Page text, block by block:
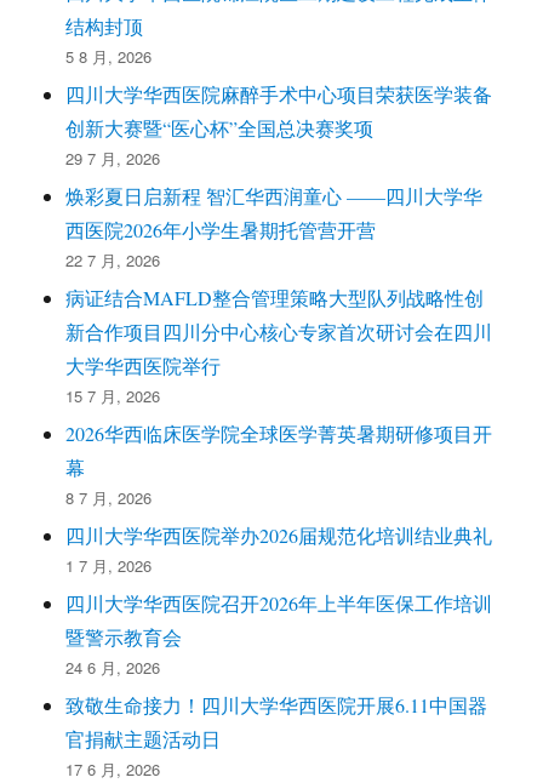
结构封顶
5 8 月, 2026
四川大学华西医院麻醉手术中心项目荣获医学装备
创新大赛暨“医心杯”全国总决赛奖项
29 7 月, 2026
焕彩夏日启新程 智汇华西润童心 ——四川大学华
西医院2026年小学生暑期托管营开营
22 7 月, 2026
病证结合MAFLD整合管理策略大型队列战略性创
新合作项目四川分中心核心专家首次研讨会在四川
大学华西医院举行
15 7 月, 2026
2026华西临床医学院全球医学菁英暑期研修项目开
幕
8 7 月, 2026
四川大学华西医院举办2026届规范化培训结业典礼
1 7 月, 2026
四川大学华西医院召开2026年上半年医保工作培训
暨警示教育会
24 6 月, 2026
致敬生命接力！四川大学华西医院开展6.11中国器
官捐献主题活动日
17 6 月, 2026